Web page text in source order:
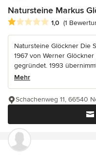
Natursteine Markus
Durchschnittliche
1,0 (1
Natursteine Glöckner Die
1967 von Werner
gegründet. 1993
Mehr
Schachenweg 11, 66540